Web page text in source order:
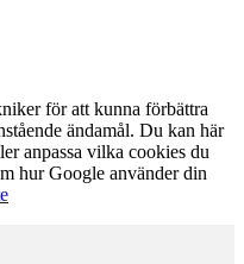
för att kunna förbättra
ändamål. Du kan här
anpassa vilka cookies du
hur Google använder din